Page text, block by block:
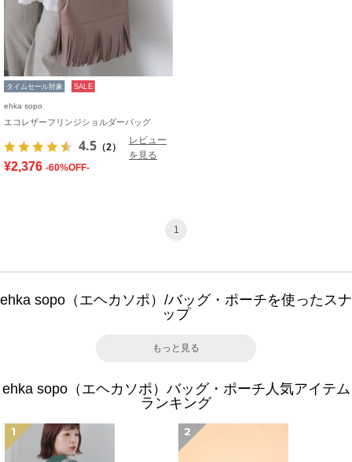
タイムセール対象 SALE
ehka sopo
エコレザーフリンジショルダーバッグ
4.5 （2）
レビュー
を見る
¥2,376 -60%OFF-
1
ehka sopo（エヘカソポ）/バッグ・ポーチを使ったスナ
ップ
もっと見る
ehka sopo（エヘカソポ）バッグ・ポーチ人気アイテム
ランキング
1 2